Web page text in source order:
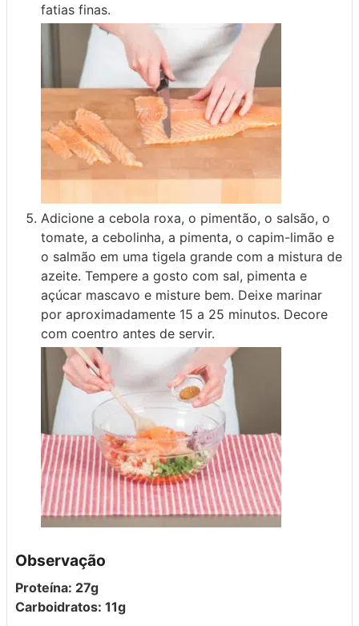
fatias finas.
Adicione a cebola roxa, o pimentão, o salsão, o
tomate, a cebolinha, a pimenta, o capim-limão e
o salmão em uma tigela grande com a mistura de
azeite. Tempere a gosto com sal, pimenta e
açúcar mascavo e misture bem. Deixe marinar
por aproximadamente 15 a 25 minutos. Decore
com coentro antes de servir.
Observação
Proteína: 27g
Carboidratos: 11g